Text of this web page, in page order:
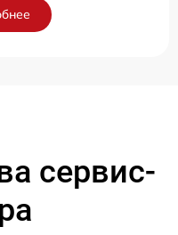
сервис-